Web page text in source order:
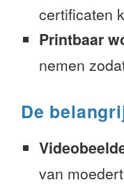
certificaten
Printbaar
nemen
De
van